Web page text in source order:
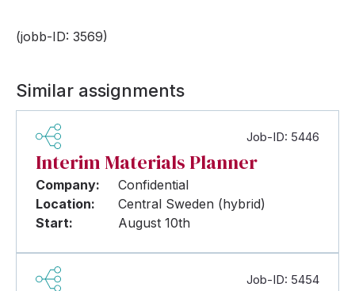
(jobb-ID: 3569)
Similar assignments
Job-ID: 5446
Interim Materials Planner
Company:
Confidential
Location:
Central Sweden (hybrid)
Start:
August 10th
Job-ID: 5454